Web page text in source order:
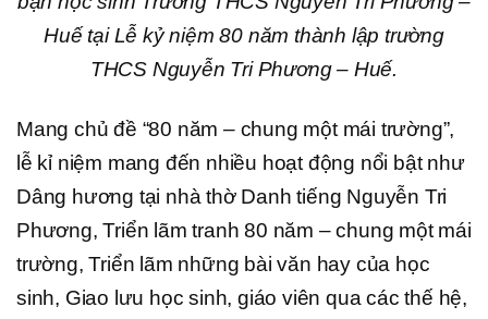
Huế tại Lễ kỷ niệm 80 năm thành lập trường
THCS Nguyễn Tri Phương – Huế.
Mang chủ đề “80 năm – chung một mái trường”,
lễ kỉ niệm mang đến nhiều hoạt động nổi bật như
Dâng hương tại nhà thờ Danh tiếng Nguyễn Tri
Phương, Triển lãm tranh 80 năm – chung một mái
trường, Triển lãm những bài văn hay của học
sinh, Giao lưu học sinh, giáo viên qua các thế hệ,